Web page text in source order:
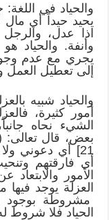
والحياد في
يحيد حيداً أي
اذا عدل،
وأنفة. والحياد
يجري مع عدم وجود
إلى تعطيل العمل
والحياد شبيه
أمور كثيرة،
الشيء نحاه
بعض، قال تعالى:
21] أي دعوني
أي فارقتهم
الأمور
العزلة يوجد
مشروطة بوجود
الحياد فلا شروط